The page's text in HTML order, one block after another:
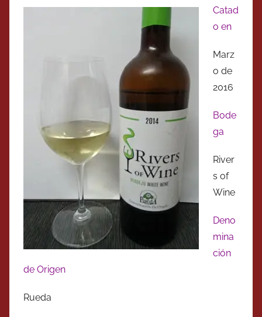
Catad
o en
Marz
o de
2016
Bode
ga
River
s of
Wine
Deno
mina
ción
de Origen
Rueda